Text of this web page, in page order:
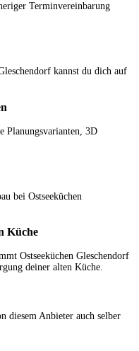
Terminvereinbarung
kannst du dich auf
Planungsvarianten, 3D
bei Ostseeküchen
Küche
Ostseeküchen Gleschendorf
deiner alten Küche.
diesem Anbieter auch selber